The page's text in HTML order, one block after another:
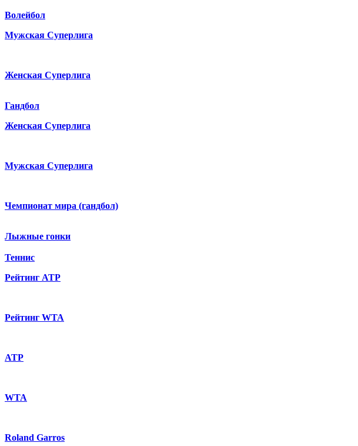
Волейбол
Мужская Суперлига
Женская Суперлига
Гандбол
Женская Суперлига
Мужская Суперлига
Чемпионат мира (гандбол)
Лыжные гонки
Теннис
Рейтинг ATP
Рейтинг WTA
ATP
WTA
Roland Garros